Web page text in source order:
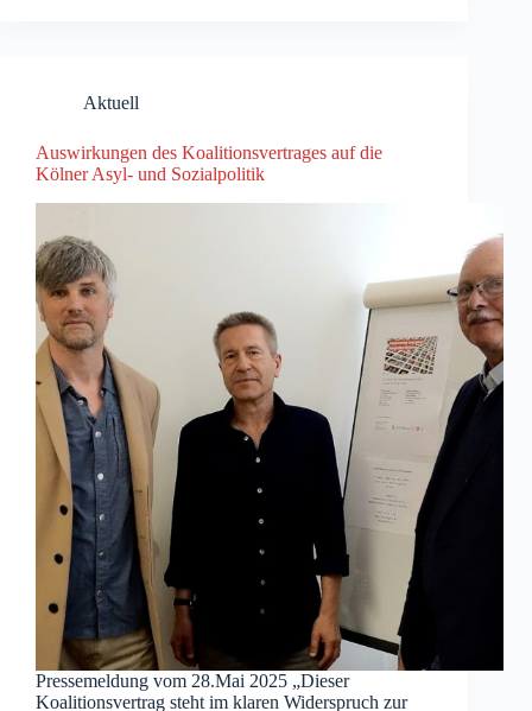
Aktuell
Auswirkungen des Koalitionsvertrages auf die
Kölner Asyl- und Sozialpolitik
Pressemeldung vom 28.Mai 2025 „Dieser
Koalitionsvertrag steht im klaren Widerspruch zur